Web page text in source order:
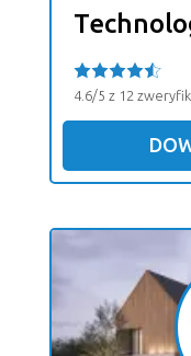
4.6/5 z 12